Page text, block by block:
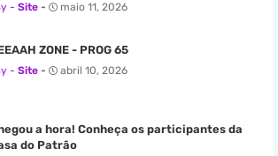
Site maio 11, 2026
ZONE - PROG 65
Site abril 10, 2026
a hora! Conheça os participantes da
do Patrão